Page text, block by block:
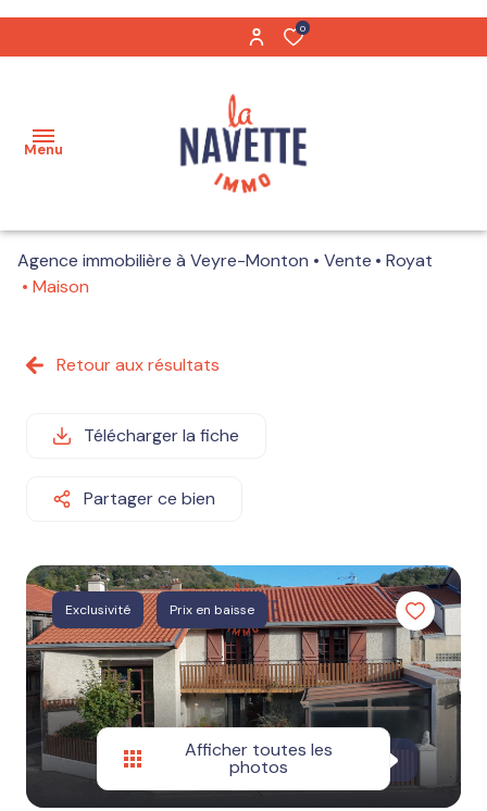
0
Menu
Acheter
Terrains
Autres
vendus
équipe
Nos
services
Estimation
Nos
avis
Agence immobilière à Veyre-Monton Vente
Royat
Maison
Retour aux résultats
Télécharger la fiche
Partager ce bien
Exclusivité Prix en baisse
Afficher toutes les
photos